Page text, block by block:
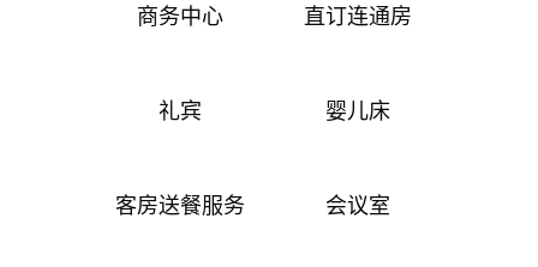
商务中心 直订连通房
礼宾 婴儿床
客房送餐服务 会议室